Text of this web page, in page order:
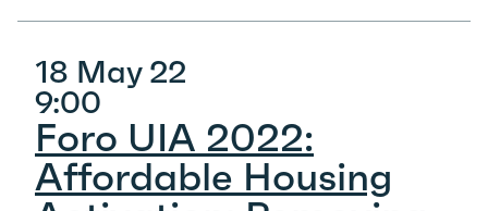
18 May 22
9:00
Foro UIA 2022:
Affordable Housing